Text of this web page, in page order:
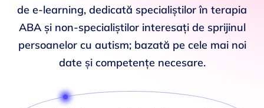
de e-learning, dedicată specialiștilor în terapia
ABA și non-specialiștilor interesați de sprijinul
persoanelor cu autism; bazată pe cele mai noi
date și competențe necesare.